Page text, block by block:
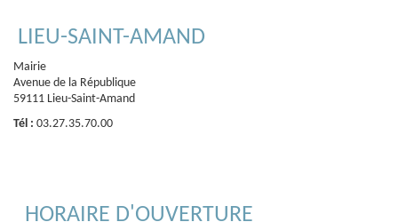
LIEU-SAINT-AMAND
Mairie
Avenue de la République
59111 Lieu-Saint-Amand
Tél : 03.27.35.70.00
HORAIRE D'OUVERTURE